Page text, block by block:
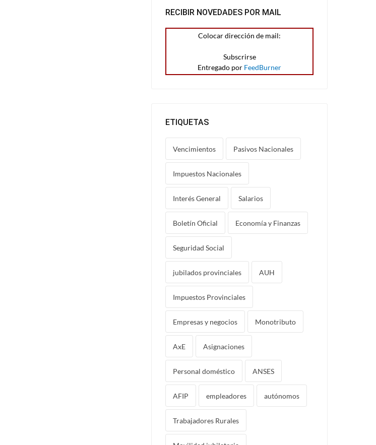
RECIBIR NOVEDADES POR MAIL
Colocar dirección de mail:
Entregado por FeedBurner
ETIQUETAS
Vencimientos Pasivos Nacionales
Impuestos Nacionales
Interés General Salarios
Boletín Oficial Economía y Finanzas
Seguridad Social
jubilados provinciales AUH
Impuestos Provinciales
Empresas y negocios Monotributo
AxE Asignaciones
Personal doméstico ANSES
AFIP empleadores autónomos
Trabajadores Rurales